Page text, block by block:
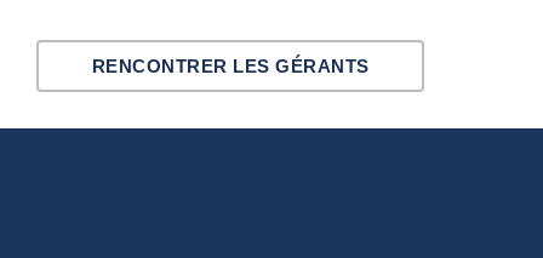
RENCONTRER LES GÉRANTS